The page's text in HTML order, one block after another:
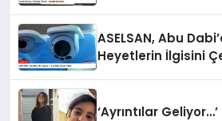
ASELSAN, Abu
Heyetlerin İlgisini
‘Ayrıntılar Geliyor…’